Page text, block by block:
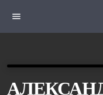
menu